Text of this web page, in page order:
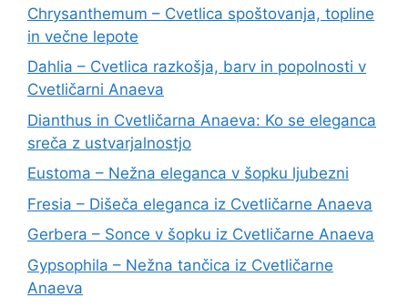
Chrysanthemum – Cvetlica spoštovanja, topline
in večne lepote
Dahlia – Cvetlica razkošja, barv in popolnosti v
Cvetličarni Anaeva
Dianthus in Cvetličarna Anaeva: Ko se eleganca
sreča z ustvarjalnostjo
Eustoma – Nežna eleganca v šopku ljubezni
Fresia – Dišeča eleganca iz Cvetličarne Anaeva
Gerbera – Sonce v šopku iz Cvetličarne Anaeva
Gypsophila – Nežna tančica iz Cvetličarne
Anaeva